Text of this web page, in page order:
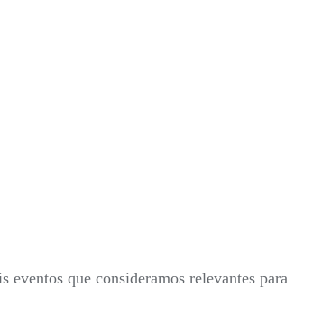
que consideramos relevantes para